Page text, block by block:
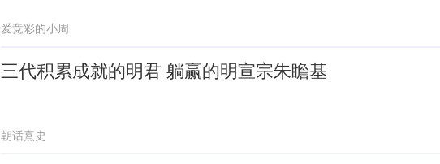
爱竞彩的小周
三代积累成就的明君 躺赢的明宣宗朱瞻基
朝话熹史